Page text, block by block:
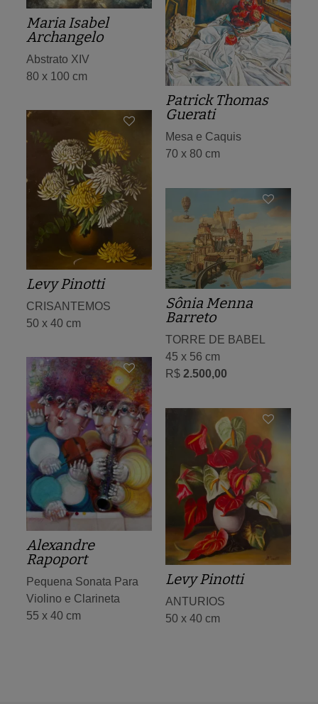
Maria Isabel
Archangelo
Abstrato XIV
80 x 100 cm
Patrick Thomas
Guerati
Mesa e Caquis
70 x 80 cm
Levy Pinotti
CRISANTEMOS
50 x 40 cm
Sônia Menna
Barreto
TORRE DE BABEL
45 x 56 cm
R$ 2.500,00
Alexandre
Rapoport
Pequena Sonata Para
Violino e Clarineta
55 x 40 cm
Levy Pinotti
ANTURIOS
50 x 40 cm